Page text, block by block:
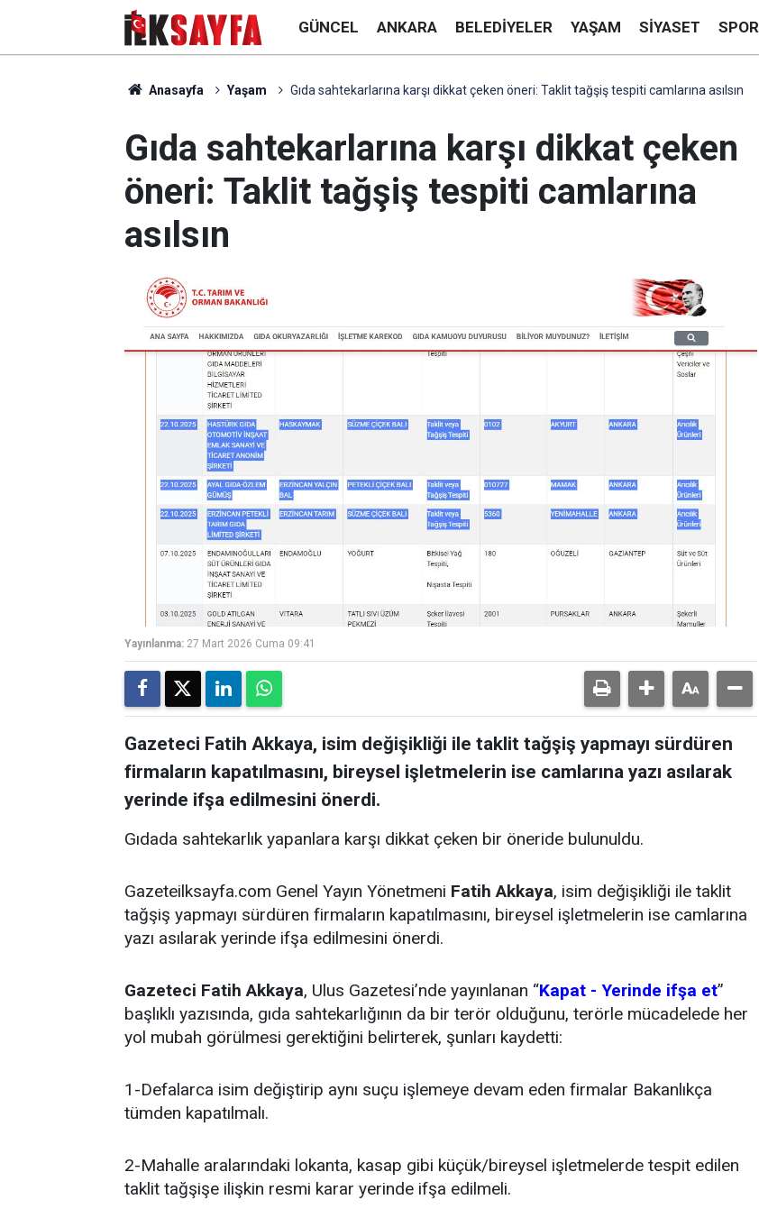
GÜNCEL ANKARA BELEDIYELER YAŞAM SIYASET SPOR
Anasayfa Yaşam Gıda sahtekarlarına karşı dikkat çeken öneri: Taklit tağşiş tespiti camlarına asılsın
Gıda sahtekarlarına karşı dikkat çeken
öneri: Taklit tağşiş tespiti camlarına
asılsın
Yayınlanma: 27 Mart 2026 Cuma 09:41
Gazeteci Fatih Akkaya, isim değişikliği ile taklit tağşiş yapmayı sürdüren
firmaların kapatılmasını, bireysel işletmelerin ise camlarına yazı asılarak
yerinde ifşa edilmesini önerdi.
Gıdada sahtekarlık yapanlara karşı dikkat çeken bir öneride bulunuldu.
Gazeteilksayfa.com Genel Yayın Yönetmeni Fatih Akkaya, isim değişikliği ile taklit
tağşiş yapmayı sürdüren firmaların kapatılmasını, bireysel işletmelerin ise camlarına
yazı asılarak yerinde ifşa edilmesini önerdi.
Gazeteci Fatih Akkaya, Ulus Gazetesi’nde yayınlanan “Kapat - Yerinde ifşa et”
başlıklı yazısında, gıda sahtekarlığının da bir terör olduğunu, terörle mücadelede her
yol mubah görülmesi gerektiğini belirterek, şunları kaydetti:
1-Defalarca isim değiştirip aynı suçu işlemeye devam eden firmalar Bakanlıkça
tümden kapatılmalı.
2-Mahalle aralarındaki lokanta, kasap gibi küçük/bireysel işletmelerde tespit edilen
taklit tağşişe ilişkin resmi karar yerinde ifşa edilmeli.